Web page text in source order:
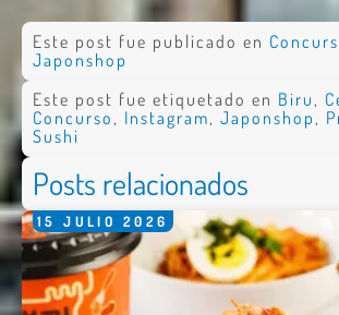
Este post fue publicado en
Japonshop
Este post fue etiquetado en Biru,
Concurso, Instagram, Japonshop,
Sushi
Posts relacionados
15 JULIO 2026